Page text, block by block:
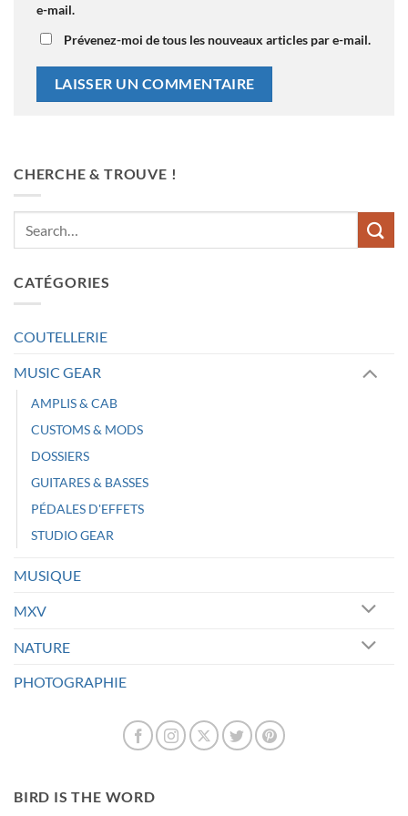
e-mail.
Prévenez-moi de tous les nouveaux articles par e-mail.
CHERCHE & TROUVE !
CATÉGORIES
COUTELLERIE
MUSIC GEAR
AMPLIS & CAB
CUSTOMS & MODS
DOSSIERS
GUITARES & BASSES
PÉDALES D'EFFETS
STUDIO GEAR
MUSIQUE
MXV
NATURE
PHOTOGRAPHIE
BIRD IS THE WORD